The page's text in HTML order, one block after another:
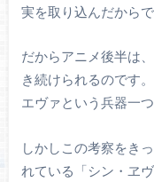
実を取り込んだからで
だからアニメ後半は
き続けられるのです。
エヴァという兵器一
しかしこの考察をき
れている「シン・ヱ